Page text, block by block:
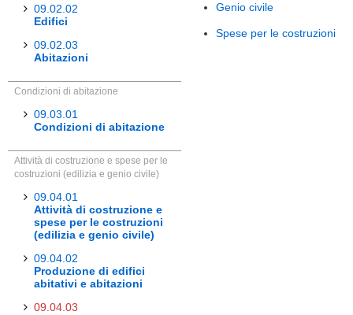
09.02.02
Edifici
09.02.03
Abitazioni
Condizioni di abitazione
09.03.01
Condizioni di abitazione
Attività di costruzione e spese per le
costruzioni (edilizia e genio civile)
09.04.01
Attività di costruzione e
spese per le costruzioni
(edilizia e genio civile)
09.04.02
Produzione di edifici
abitativi e abitazioni
09.04.03
Genio civile
Spese per le costruzioni